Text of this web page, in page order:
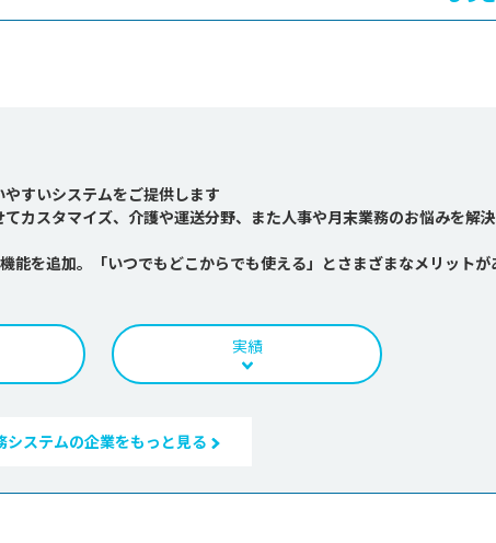
すいシステムをご提供します
カスタマイズ、介護や運送分野、また人事や月末業務のお悩みを解
を追加。「いつでもどこからでも使える」とさまざまなメリットが
実績
システムの企業をもっと見る